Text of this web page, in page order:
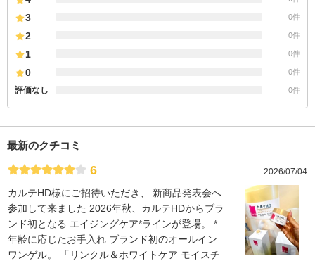
3 0件
2 0件
1 0件
0 0件
評価なし 0件
最新のクチコミ
6 2026/07/04
カルテHD様にご招待いただき、 新商品発表会へ
参加して来ました 2026年秋、カルテHDからブラ
ンド初となる エイジングケア*ラインが登場。 *
年齢に応じたお手入れ ブランド初のオールイン
ワンゲル。 「リンクル＆ホワイトケア モイスチ